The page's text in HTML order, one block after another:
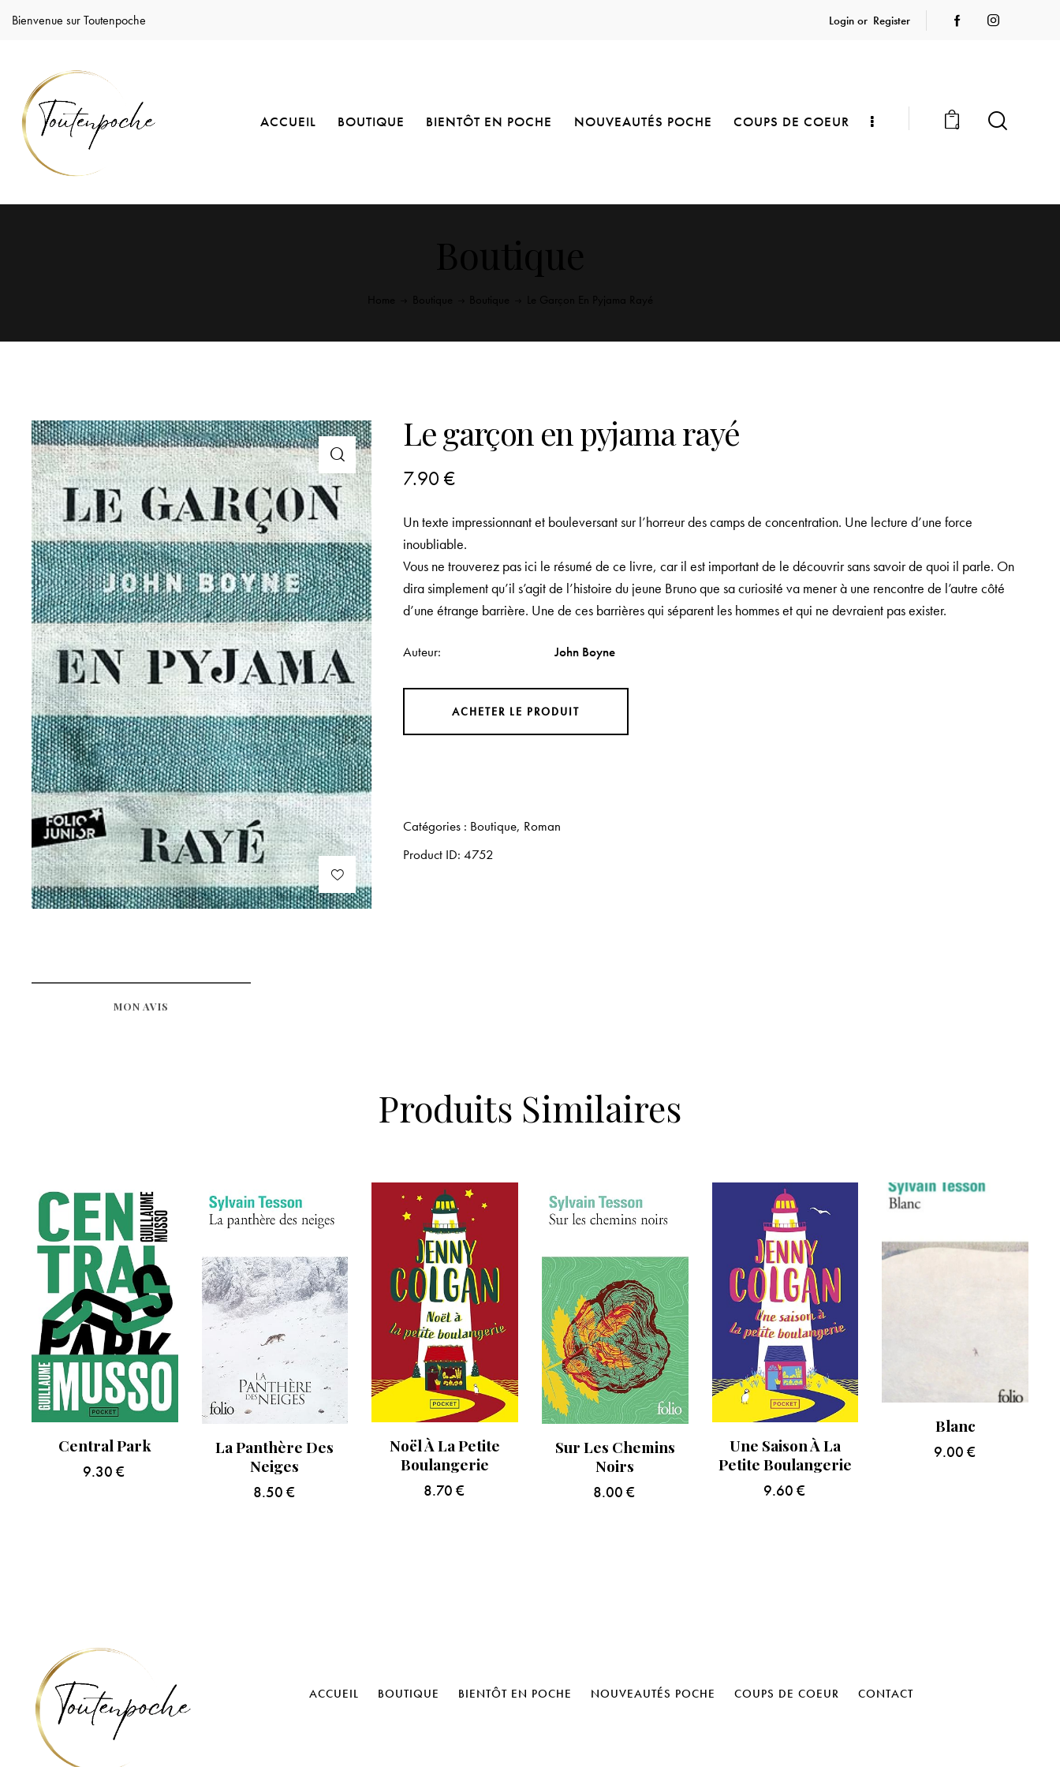
Bienvenue sur Toutenpoche Login or Register
ACCUEIL BOUTIQUE BIENTÔT EN POCHE NOUVEAUTÉS POCHE COUPS DE COEUR 0
Le garçon en pyjama rayé
7.90€
Un texte impressionnant et bouleversant sur l’horreur des camps de concentration. Une lecture d’une force
inoubliable.
Vous ne trouverez pas ici le résumé de ce livre, car il est important de le découvrir sans savoir de quoi il parle. On
dira simplement qu’il s’agit de l’histoire du jeune Bruno que sa curiosité va mener à une rencontre de l’autre côté
d’une étrange barrière. Une de ces barrières qui séparent les hommes et qui ne devraient pas exister.
Auteur John Boyne
ACHETER LE PRODUIT
Catégories : Boutique, Roman
Product ID:4752
MON AVIS
Produits Similaires
Central Park
9.30€
La Panthère Des
Neiges
8.50 €
Noël À La Petite
Boulangerie
8.70€
Sur Les Chemins
Noirs
8.00€
Une Saison À La
Petite Boulangerie
9.60 €
Blanc
9.00 €
ACCUEIL BOUTIQUE BIENTÔT EN POCHE NOUVEAUTÉS POCHE COUPS DE COEUR CONTACT